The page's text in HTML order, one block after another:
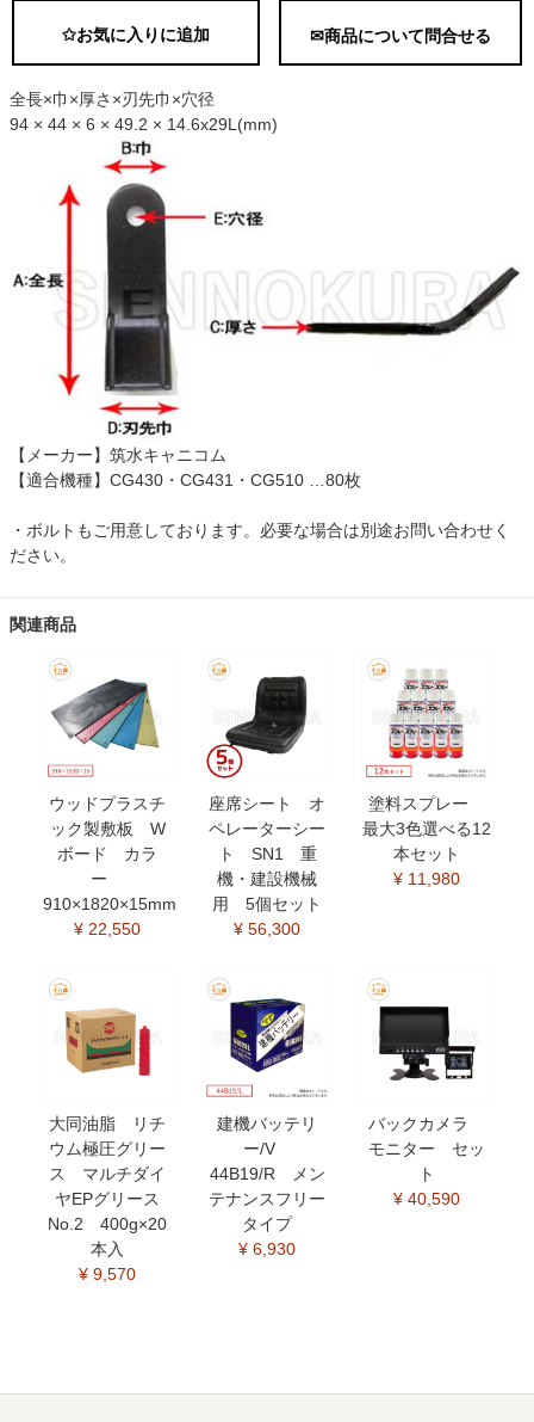
✩お気に入りに追加 ✉商品について問合せる
全長×巾×厚さ×刃先巾×穴径
94 × 44 × 6 × 49.2 × 14.6x29L(mm)
【メーカー】筑水キャニコム
【適合機種】CG430・CG431・CG510 …80枚
・ボルトもご用意しております。必要な場合は別途お問い合わせく
ださい。
関連商品
ウッドプラスチ
ック製敷板 W
ボード カラ
ー
910×1820×15mm
¥ 22,550
座席シート オ
ペレーターシー
ト SN1 重
機・建設機械
用 5個セット
¥ 56,300
塗料スプレー
最大3色選べる12
本セット
¥ 11,980
大同油脂 リチ
ウム極圧グリー
ス マルチダイ
ヤEPグリース
No.2 400g×20
本入
¥ 9,570
建機バッテリ
ー/V
44B19/R メン
テナンスフリー
タイプ
¥ 6,930
バックカメラ
モニター セッ
ト
¥ 40,590